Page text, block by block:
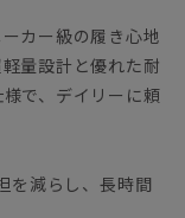
カー級の履き心地
量設計と優れた耐
で、デイリーに頼
を減らし、長時間